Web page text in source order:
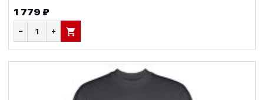
1 779 ₽
− + В КОРЗИНУ